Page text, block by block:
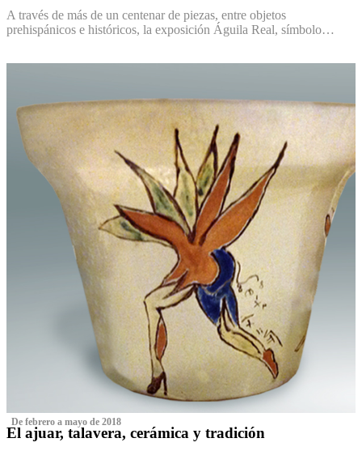
A través de más de un centenar de piezas, entre objetos
prehispánicos e históricos, la exposición Águila Real, símbolo…
‌ De febrero a mayo de 2018
El ajuar, talavera, cerámica y tradición